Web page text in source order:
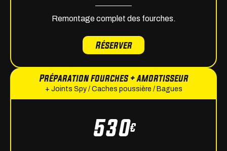
Remontage complet des fourches.
Réserver
Préparation fourches + amortisseur
+ Joints Spy / Caches poussière / Bagues
530€